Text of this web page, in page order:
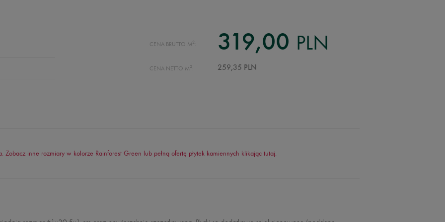
CENA BRUTTO M 2 : 319,00 PLN
CENA NETTO M 2 : 259,35 PLN
Zobacz inne rozmiary w kolorze Rainforest Green lub pełną ofertę płytek kamiennych klikając tutaj.